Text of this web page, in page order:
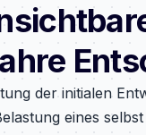
der initialen
eines